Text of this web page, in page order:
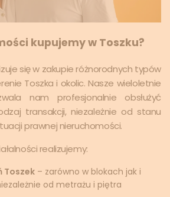
kupujemy w Toszku?
się w zakupie różnorodnych typów
Toszka i okolic. Nasze wieloletnie
nam profesjonalnie obsłużyć
transakcji, niezależnie od stanu
prawnej nieruchomości.
realizujemy:
Toszek – zarówno w blokach jak i
od metrażu i piętra